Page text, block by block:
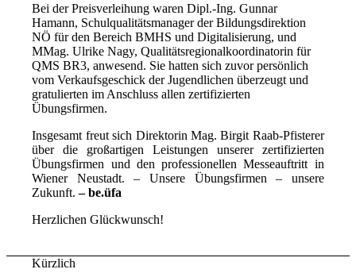
Bei der Preisverleihung waren Dipl.-Ing. Gunnar
Hamann, Schulqualitätsmanager der Bildungsdirektion
NÖ für den Bereich BMHS und Digitalisierung, und
MMag. Ulrike Nagy, Qualitätsregionalkoordinatorin für
QMS BR3, anwesend. Sie hatten sich zuvor persönlich
vom Verkaufsgeschick der Jugendlichen überzeugt und
gratulierten im Anschluss allen zertifizierten
Übungsfirmen.
Insgesamt freut sich Direktorin Mag. Birgit Raab-Pfisterer
über die großartigen Leistungen unserer zertifizierten
Übungsfirmen und den professionellen Messeauftritt in
Wiener Neustadt. – Unsere Übungsfirmen – unsere
Zukunft.– be.üfa
Herzlichen Glückwunsch!
Kürzlich